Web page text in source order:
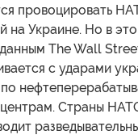
провоцировать
на Украине. Но в
The Wall
с ударами
Страны